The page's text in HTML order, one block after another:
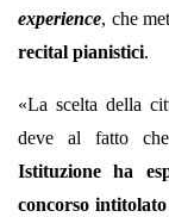
experience, che
recital pianistici.
«La scelta della
deve al fatto
Istituzione ha
concorso